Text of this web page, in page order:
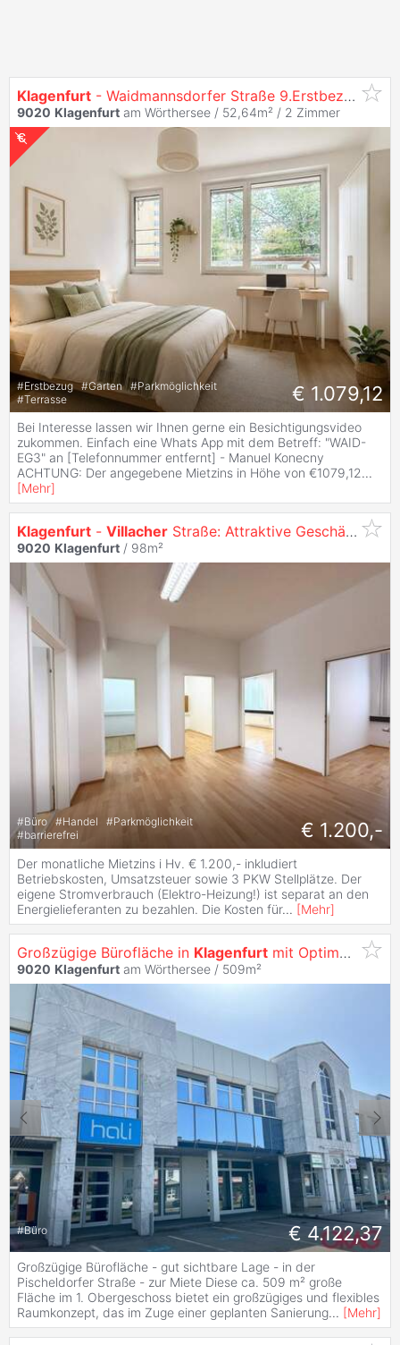
Klagenfurt - Waidmannsdorfer Straße 9.Erstbezug: 2-Zi. Gartenwohnung
9020 Klagenfurt am Wörthersee / 52,64m² / 2 Zimmer
#Erstbezug #Garten #Parkmöglichkeit
#Terrasse € 1.079,12
Bei Interesse lassen wir Ihnen gerne ein Besichtigungsvideo
zukommen. Einfach eine Whats App mit dem Betreff: "WAID-
EG3" an [Telefonnummer entfernt] - Manuel Konecny
ACHTUNG: Der angegebene Mietzins in Höhe von €1079,12...
[Mehr]
Klagenfurt - Villacher Straße: Attraktive Geschäftsfläche mit 3 PKW Stellplätzen inklusive
9020 Klagenfurt / 98m²
#Büro #Handel #Parkmöglichkeit
#barrierefrei € 1.200,-
Der monatliche Mietzins i Hv. € 1.200,- inkludiert
Betriebskosten, Umsatzsteuer sowie 3 PKW Stellplätze. Der
eigene Stromverbrauch (Elektro-Heizung!) ist separat an den
Energielieferanten zu bezahlen. Die Kosten für... [Mehr]
Großzügige Bürofläche in Klagenfurt mit Optimaler Werbewirksamkeit -
9020 Klagenfurt am Wörthersee / 509m²
#Büro € 4.122,37
Großzügige Bürofläche - gut sichtbare Lage - in der
Pischeldorfer Straße - zur Miete Diese ca. 509 m² große
Fläche im 1. Obergeschoss bietet ein großzügiges und flexibles
Raumkonzept, das im Zuge einer geplanten Sanierung... [Mehr]